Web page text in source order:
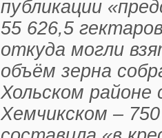
публикации
55 626,5
откуда могли
объём зерна
Хольском районе
Хемчикском –